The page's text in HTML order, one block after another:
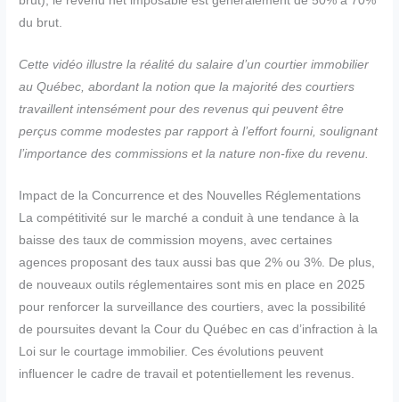
du brut.
Cette vidéo illustre la réalité du salaire d’un courtier immobilier
au Québec, abordant la notion que la majorité des courtiers
travaillent intensément pour des revenus qui peuvent être
perçus comme modestes par rapport à l’effort fourni, soulignant
l’importance des commissions et la nature non-fixe du revenu.
Impact de la Concurrence et des Nouvelles Réglementations
La compétitivité sur le marché a conduit à une tendance à la
baisse des taux de commission moyens, avec certaines
agences proposant des taux aussi bas que 2% ou 3%. De plus,
de nouveaux outils réglementaires sont mis en place en 2025
pour renforcer la surveillance des courtiers, avec la possibilité
de poursuites devant la Cour du Québec en cas d’infraction à la
Loi sur le courtage immobilier. Ces évolutions peuvent
influencer le cadre de travail et potentiellement les revenus.